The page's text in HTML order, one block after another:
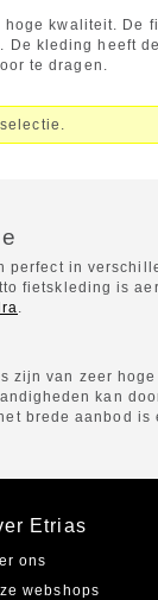
kwaliteit. De
kleding heeft
te dragen.
in
fietskleding is
.
zijn van zeer
kan
brede aanbod
Etrias
ons
webshops